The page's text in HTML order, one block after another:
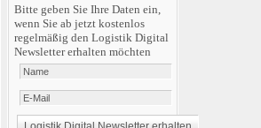
Bitte geben Sie Ihre Daten ein,
wenn Sie ab jetzt kostenlos
regelmäßig den Logistik Digital
Newsletter erhalten möchten